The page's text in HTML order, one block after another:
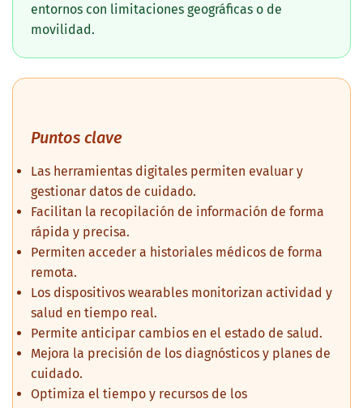
entornos con limitaciones geográficas o de
movilidad.
Puntos clave
Las herramientas digitales permiten evaluar y
gestionar datos de cuidado.
Facilitan la recopilación de información de forma
rápida y precisa.
Permiten acceder a historiales médicos de forma
remota.
Los dispositivos wearables monitorizan actividad y
salud en tiempo real.
Permite anticipar cambios en el estado de salud.
Mejora la precisión de los diagnósticos y planes de
cuidado.
Optimiza el tiempo y recursos de los